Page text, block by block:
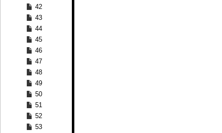
42
43
44
45
46
47
48
49
50
51
52
53